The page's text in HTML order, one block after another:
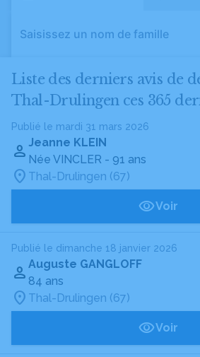
Liste des derniers avis de
Thal-Drulingen ces 365
Publié le mardi 31 mars 2026
Jeanne KLEIN
Née VINCLER - 91 ans
Thal-Drulingen (67)
Voir
Publié le dimanche 18 janvier 2026
Auguste GANGLOFF
84 ans
Thal-Drulingen (67)
Voir